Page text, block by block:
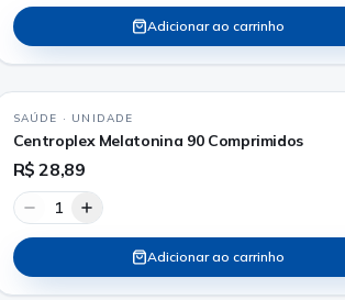
Adicionar ao carrinho
SAÚDE · UNIDADE
Centroplex Melatonina 90 Comprimidos
R$ 28,89
1
Adicionar ao carrinho